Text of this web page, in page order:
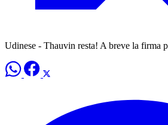
Udinese - Thauvin resta! A breve la firma